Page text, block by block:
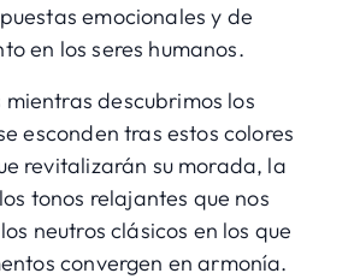
emocionales y de
en los seres humanos.
descubrimos los
esconden tras estos colores
revitalizarán su morada, la
tonos relajantes que nos
neutros clásicos en los que
convergen en armonía.